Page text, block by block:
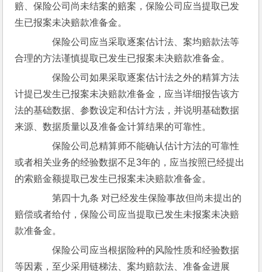
赔、保险公司尚未结案的赔案，保险公司应当提取已发
生已报案未决赔款准备金。
保险公司应当采取逐案估计法、案均赔款法等
合理的方法谨慎提取已发生已报案未决赔款准备金。
保险公司如果采取逐案估计法之外的精算方法
计提已发生已报案未决赔款准备金，应当详细报告该方
法的基础数据、参数设定和估计方法，并说明基础数据
来源、数据质量以及准备金计算结果的可靠性。
保险公司总精算师不能确认估计方法的可靠性
或者相关业务的经验数据不足3年的，应当按照已经提出
的索赔金额提取已发生已报案未决赔款准备金。
第四十九条 对已经发生保险事故但尚未提出的
赔偿或者给付，保险公司应当提取已发生未报案未决赔
款准备金。
保险公司应当根据险种的风险性质和经验数据
等因素，至少采用链梯法、案均赔款法、准备金进展